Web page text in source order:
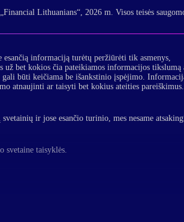
Lithuanians“, 2026 m. Visos teisės
informaciją turėtų peržiūrėti tik asmenys,
už bet kokios čia pateikiamos informacijos tikslumą
būti keičiama be išankstinio įspėjimo.
atnaujinti ar taisyti bet kokius ateities pareiškimus.
ir jose esančio turinio, mes nesame
svetaine taisyklės.